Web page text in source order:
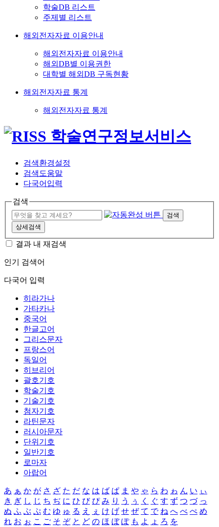
학술DB 리스트
주제별 리스트
해외전자자료 이용안내
해외전자자료 이용안내
해외DB별 이용권한
대학별 해외DB 구독현황
해외전자자료 통계
해외전자자료 통계
검색환경설정
검색도움말
다국어입력
검색
검색
상세검색
결과 내 재검색
인기 검색어
다국어 입력
히라가나
가타카나
중국어
한글고어
그리스문자
프랑스어
독일어
히브리어
괄호기호
학술기호
기술기호
첨자기호
라틴문자
러시아문자
단위기호
일반기호
로마자
아랍어
あ ぁ か が さ ざ た だ な は ば ぱ ま や ゃ ら わ ゎ ん い ぃ
き ぎ し じ ち ぢ に ひ び ぴ み り う ぅ く ぐ す ず つ づ っ
ぬ ふ ぶ ぷ む ゆ ゅ る え ぇ け げ せ ぜ て で ね へ べ ぺ め
れ お ぉ こ ご そ ぞ と ど の ほ ぼ ぽ も よ ょ ろ を